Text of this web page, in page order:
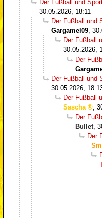
Der Fußball und
30.05.2026, 18:11
Der Fußball und
Gargamel09
Der Fußball
30.05.2026,
Der
Der Fußball und
30.05.2026,
Der Fußball
Sascha
Der
Bullet
Der
-